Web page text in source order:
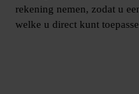
rekening nemen, zodat u
welke u direct kunt